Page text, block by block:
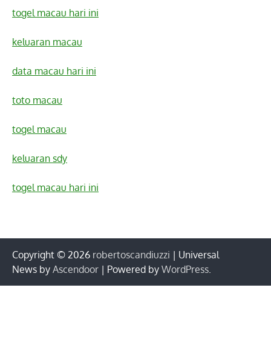
togel macau hari ini
keluaran macau
data macau hari ini
toto macau
togel macau
keluaran sdy
togel macau hari ini
Copyright © 2026 robertoscandiuzzi | Universal
News by Ascendoor | Powered by WordPress